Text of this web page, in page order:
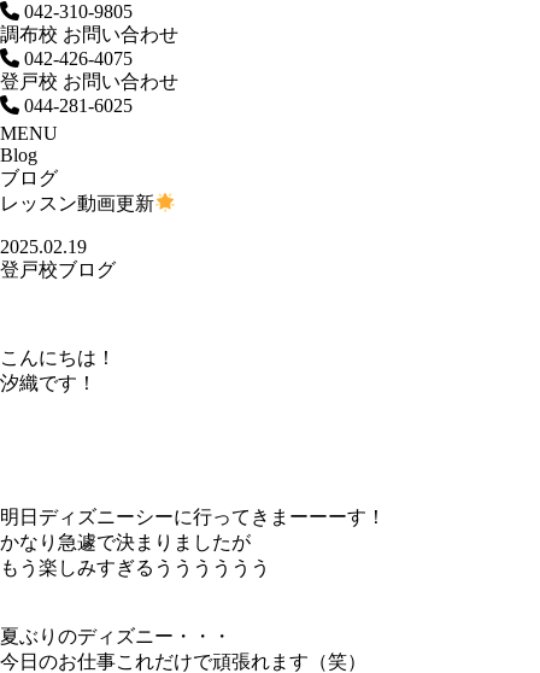
042-310-9805
調布校 お問い合わせ
042-426-4075
登戸校 お問い合わせ
044-281-6025
MENU
Blog
ブログ
レッスン動画更新
2025.02.19
登戸校ブログ
こんにちは！
汐織です！
明日ディズニーシーに行ってきまーーーす！
かなり急遽で決まりましたが
もう楽しみすぎるうううううう
夏ぶりのディズニー・・・
今日のお仕事これだけで頑張れます（笑）